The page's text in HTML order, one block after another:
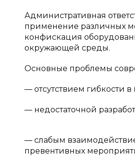
Административная
применение различных
конфискация
окружающей среды.
Основные проблемы
— отсутствием гибкости
— недостаточной
— слабым
превентивных